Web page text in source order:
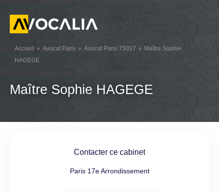
Accueil Avocat Paris Avocat Paris 75017
Maître Sophie
HAGEGE
Maître Sophie HAGEGE
Contacter ce cabinet
Paris 17e Arrondissement